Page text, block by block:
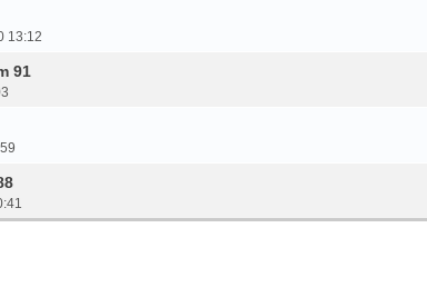
13:12
91